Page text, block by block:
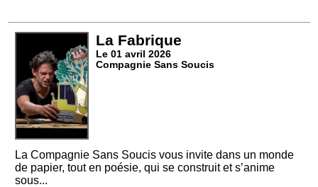
La Fabrique
Le 01 avril 2026
Compagnie Sans Soucis
La Compagnie Sans Soucis vous invite dans un monde
de papier, tout en poésie, qui se construit et s’anime
sous...